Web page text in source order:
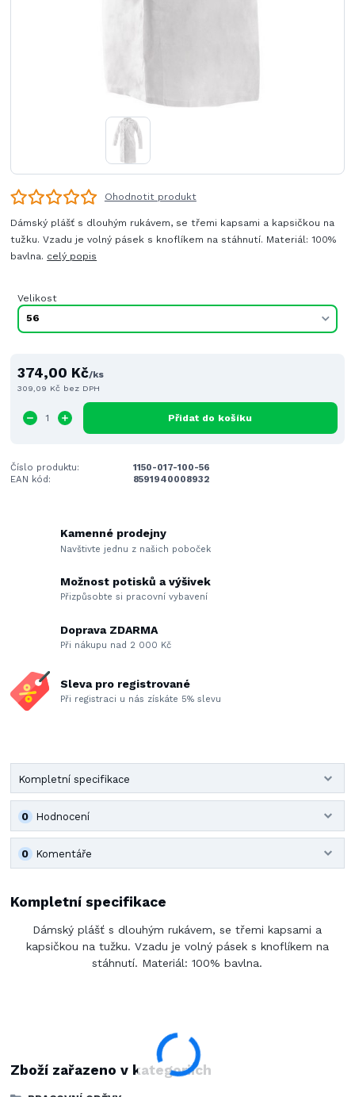
Ohodnotit produkt
Dámský plášť s dlouhým rukávem, se třemi kapsami a kapsičkou na
tužku. Vzadu je volný pásek s knoflíkem na stáhnutí. Materiál: 100%
bavlna. celý popis
Velikost
374,00 Kč/ks
309,09 Kč bez DPH
Přidat do košíku
Číslo produktu:
1150-017-100-56
EAN kód:
8591940008932
Kamenné prodejny
Navštivte jednu z našich poboček
Možnost potisků a výšivek
Přizpůsobte si pracovní vybavení
Doprava ZDARMA
Při nákupu nad 2 000 Kč
Sleva pro registrované
Při registraci u nás získáte 5% slevu
Kompletní specifikace
Hodnocení
0
Komentáře
0
Kompletní specifikace
Dámský plášť s dlouhým rukávem, se třemi kapsami a
kapsičkou na tužku. Vzadu je volný pásek s knoflíkem na
stáhnutí. Materiál: 100% bavlna.
Zboží zařazeno v kategoriích